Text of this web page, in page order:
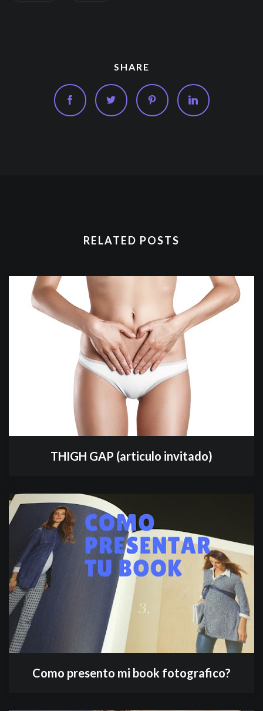
SHARE
RELATED POSTS
THIGH GAP (articulo invitado)
Como presento mi book fotografico?